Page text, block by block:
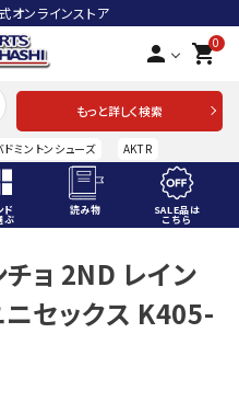
オンラインストア
person 0
shopping_cart
もっと詳しく検索
ドミントンシューズ AKTR
ド
ぶ
読み物 SALE品は
こちら
ョ 2ND レイン
ニセックス K405-